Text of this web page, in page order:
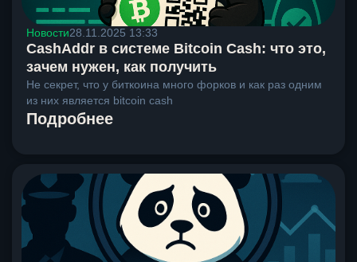
Новости28.11.2025 13:33
CashAddr в системе Bitcoin Cash: что это,
зачем нужен, как получить
Не секрет, что у биткоина много форков и как раз одним
из них является bitcoin cash
Подробнее